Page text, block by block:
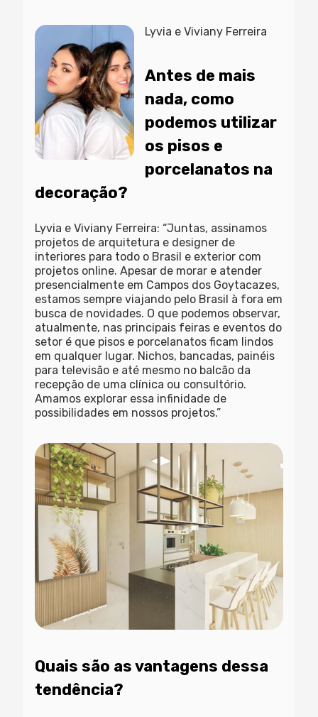
Lyvia e Viviany Ferreira
Antes de mais
nada, como
podemos utilizar
os pisos e
porcelanatos na
decoração?
Lyvia e Viviany Ferreira: “Juntas, assinamos
projetos de arquitetura e designer de
interiores para todo o Brasil e exterior com
projetos online. Apesar de morar e atender
presencialmente em Campos dos Goytacazes,
estamos sempre viajando pelo Brasil à fora em
busca de novidades. O que podemos observar,
atualmente, nas principais feiras e eventos do
setor é que pisos e porcelanatos ficam lindos
em qualquer lugar. Nichos, bancadas, painéis
para televisão e até mesmo no balcão da
recepção de uma clínica ou consultório.
Amamos explorar essa infinidade de
possibilidades em nossos projetos.”
Quais são as vantagens dessa
tendência?